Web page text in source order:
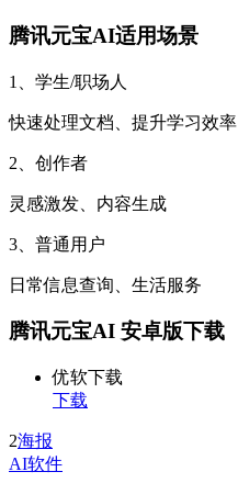
腾讯元宝AI适用场景
1、学生/职场人
快速处理文档、提升学习效率
2、创作者
灵感激发、内容生成
3、普通用户
日常信息查询、生活服务
腾讯元宝AI 安卓版下载
优软下载
下载
2海报
AI软件